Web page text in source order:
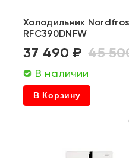
Холодильник
RFC390DNFW
37 490 ₽ 45
В наличии
В Корзину